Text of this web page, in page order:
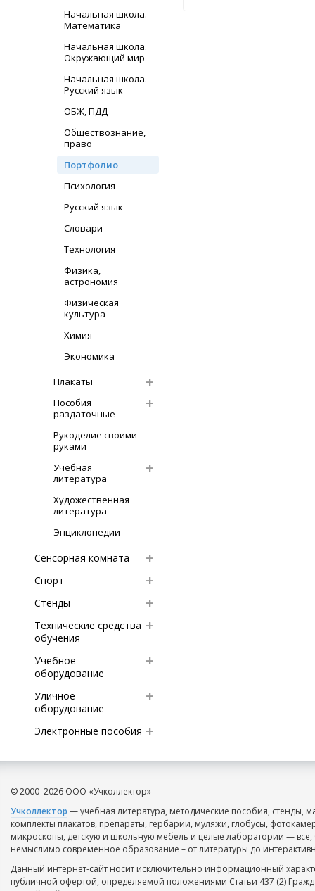
Начальная школа.
Математика
Начальная школа.
Окружающий мир
Начальная школа.
Русский язык
ОБЖ, ПДД
Обществознание,
право
Портфолио
Психология
Русский язык
Словари
Технология
Физика,
астрономия
Физическая
культура
Химия
Экономика
Плакаты
Пособия
раздаточные
Рукоделие своими
руками
Учебная
литература
Художественная
литература
Энциклопедии
Сенсорная комната
Спорт
Стенды
Технические средства
обучения
Учебное
оборудование
Уличное
оборудование
Электронные пособия
© 2000–2026 ООО «Учколлектор»
Учколлектор — учебная литература, методические пособия, стенды,
комплекты плакатов, препараты, гербарии, муляжи, глобусы,
микроскопы, детскую и школьную мебель и целые лаборатории — все,
немыслимо современное образование – от литературы до
Данный интернет-сайт носит исключительно информационный
публичной офертой, определяемой положениями Статьи 437 (2)